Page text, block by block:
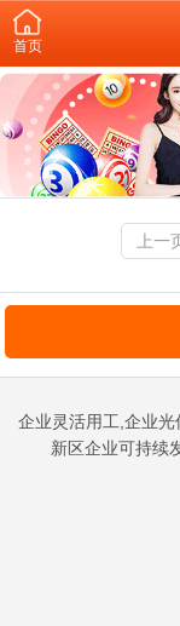
首页
上一
企业灵活用工,企业
新区企业可持续